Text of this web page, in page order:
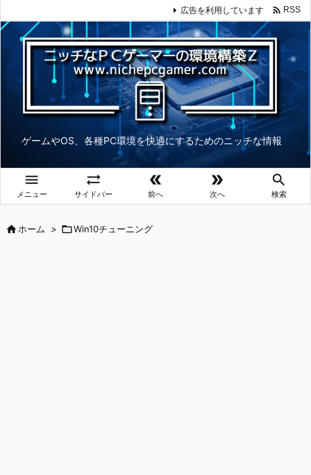
ゲームやOS、各種PC環境を快適にするためのニッチな情報

メニュー

サイドバー

前へ

次へ

検索
広告を利用しています  RSS
ホーム > Win10チューニング